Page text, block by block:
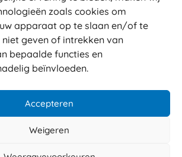
zoals cookies om
apparaat op te slaan en/of te
geven of intrekken van
bepaalde functies en
beïnvloeden.
Accepteren
Weigeren
betalen